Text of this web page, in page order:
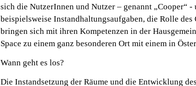
sich die NutzerInnen und Nutzer – genannt „Cooper“ -
beispielsweise Instandhaltungsaufgaben, die Rolle des
bringen sich mit ihren Kompetenzen in der
Space zu einem ganz besonderen Ort mit einem in
Wann geht es los?
Die Instandsetzung der Räume und die Entwicklung